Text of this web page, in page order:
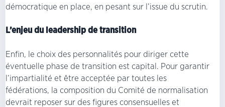
démocratique en place, en pesant sur l’issue du scrutin.
L’enjeu du leadership de transition
Enfin, le choix des personnalités pour diriger cette
éventuelle phase de transition est capital. Pour garantir
l’impartialité et être acceptée par toutes les
fédérations, la composition du Comité de normalisation
devrait reposer sur des figures consensuelles et